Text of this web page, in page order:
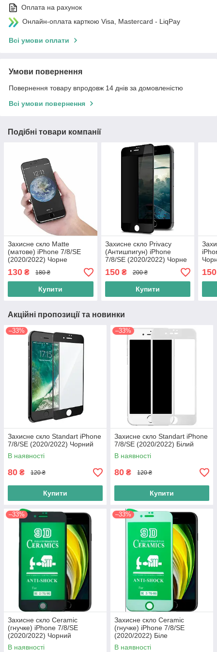
Оплата на рахунок
Онлайн-оплата карткою Visa, Mastercard - LiqPay
Всі умови оплати
Умови повернення
Повернення товару впродовж 14 днів за домовленістю
Всі умови повернення
Подібні товари компанії
Захисне скло Matte
(матове) iPhone 7/8/SE
(2020/2022) Чорне
130 ₴ 180 ₴
Купити
Захисне скло Privacy
(Антишпигун) iPhone
7/8/SE (2020/2022) Чорне
150₴ 200 ₴
Купити
150
Акційні пропозиції та новинки
–33%
Захисне скло Standart iPhone
7/8/SE (2020/2022) Чорний
В наявності
80 ₴ 120 ₴
Купити
–33%
Захисне скло Standart iPhone
7/8/SE (2020/2022) Білий
В наявності
80 ₴ 120 ₴
Купити
–33%
Захисне скло Ceramic
(гнучке) iPhone 7/8/SE
(2020/2022) Чорний
В наявності
–33%
Захисне скло Ceramic
(гнучке) iPhone 7/8/SE
(2020/2022) Біле
В наявності